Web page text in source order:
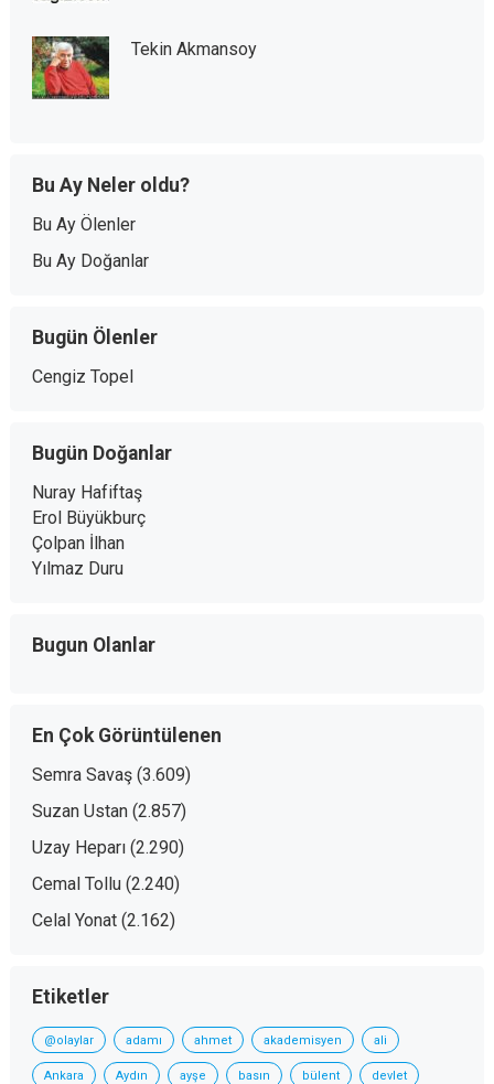
Tekin Akmansoy
Bu Ay Neler oldu?
Bu Ay Ölenler
Bu Ay Doğanlar
Bugün Ölenler
Cengiz Topel
Bugün Doğanlar
Nuray Hafiftaş
Erol Büyükburç
Çolpan İlhan
Yılmaz Duru
Bugun Olanlar
En Çok Görüntülenen
Semra Savaş (3.609)
Suzan Ustan (2.857)
Uzay Heparı (2.290)
Cemal Tollu (2.240)
Celal Yonat (2.162)
Etiketler
@olaylar adamı ahmet akademisyen ali
Ankara Aydın ayşe basın bülent devlet